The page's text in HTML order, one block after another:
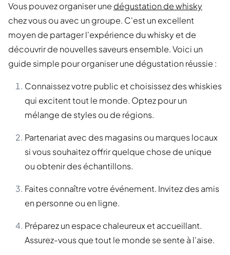
Vous pouvez organiser une dégustation de whisky
chez vous ou avec un groupe. C'est un excellent
moyen de partager l'expérience du whisky et de
découvrir de nouvelles saveurs ensemble. Voici un
guide simple pour organiser une dégustation réussie :
Connaissez votre public et choisissez des whiskies
qui excitent tout le monde. Optez pour un
mélange de styles ou de régions.
Partenariat avec des magasins ou marques locaux
si vous souhaitez offrir quelque chose de unique
ou obtenir des échantillons.
Faites connaître votre événement. Invitez des amis
en personne ou en ligne.
Préparez un espace chaleureux et accueillant.
Assurez-vous que tout le monde se sente à l'aise.